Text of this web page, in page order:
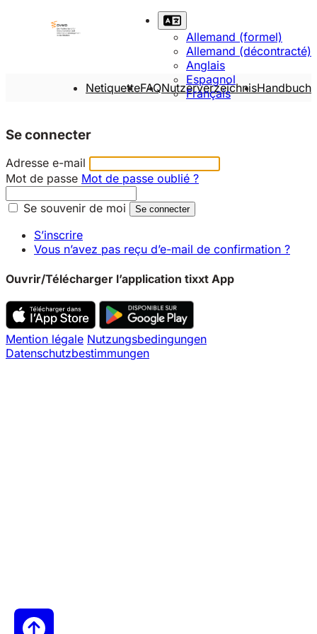
Allemand (formel)
Allemand (décontracté)
Anglais
Espagnol
Français
NetiquetteFAQNutzerverzeichnisHandbuch
Se connecter
Adresse e-mail
Mot de passe Mot de passe oublié ?
Se souvenir de moi
S’inscrire
Vous n’avez pas reçu d’e-mail de confirmation ?
Ouvrir/Télécharger l’application tixxt App
Mention légale Nutzungsbedingungen
Datenschutzbestimmungen